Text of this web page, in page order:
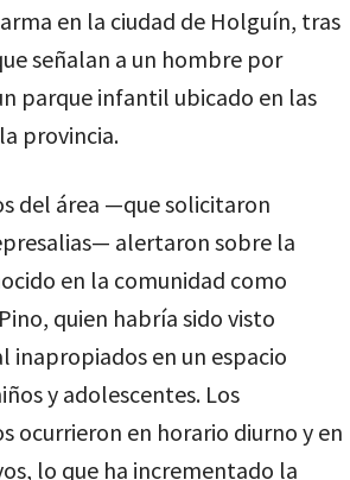
en la ciudad de Holguín, tras
señalan a un hombre por
parque infantil ubicado en las
provincia.
del área —que solicitaron
alertaron sobre la
en la comunidad como
quien habría sido visto
inapropiados en un espacio
y adolescentes. Los
ocurrieron en horario diurno y en
lo que ha incrementado la